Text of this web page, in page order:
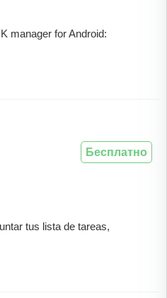
manager for Android:
tus lista de tareas,
Бесплатно